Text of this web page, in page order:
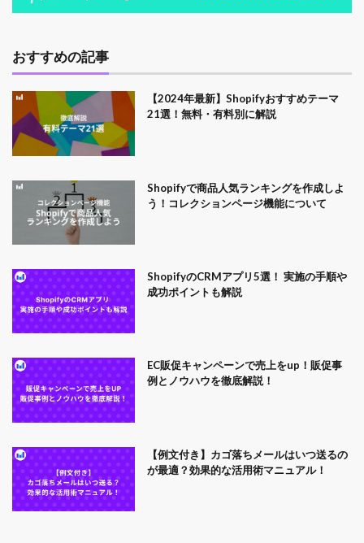
おすすめの記事
【2024年最新】Shopifyおすすめテーマ
21選！無料・有料別に解説
Shopifyで商品人気ランキングを作成しよ
う！コレクションページ機能について
ShopifyのCRMアプリ5選！ 実施の手順や
成功ポイントも解説
EC販促キャンペーンで売上をup！販促事
例とノウハウを徹底解説！
【例文付き】カゴ落ちメールはいつ送るの
が最適？効果的な活用術マニュアル！